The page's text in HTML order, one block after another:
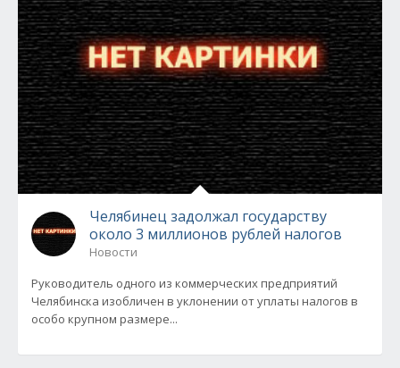
Челябинец задолжал государству
около 3 миллионов рублей налогов
Новости
Руководитель одного из коммерческих предприятий
Челябинска изобличен в уклонении от уплаты налогов в
особо крупном размере...